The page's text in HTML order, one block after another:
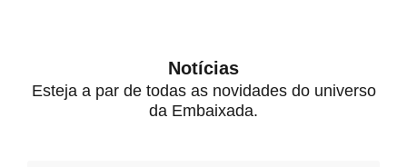
Notícias
Esteja a par de todas as novidades do universo
da Embaixada.